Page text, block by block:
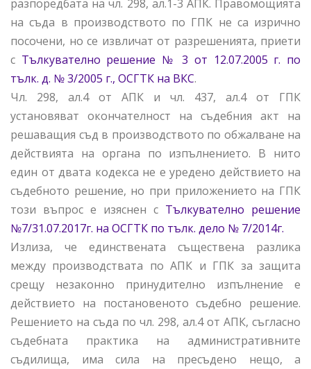
разпоредбата на чл. 298, ал.1-3 АПК. Правомощията
на съда в производството по ГПК не са изрично
посочени, но се извличат от разрешенията, приети
с Тълкувателно решение № 3 от 12.07.2005 г. по
тълк. д. № 3/2005 г., ОСГТК на ВКС.
Чл. 298, ал.4 от АПК и чл. 437, ал.4 от ГПК
установяват окончателност на съдебния акт на
решаващия съд в производството по обжалване на
действията на органа по изпълнението. В нито
един от двата кодекса не е уредено действието на
съдебното решение, но при приложението на ГПК
този въпрос е изяснен с Тълкувателно решение
№7/31.07.2017г. на ОСГТК по тълк. дело № 7/2014г.
Излиза, че единствената съществена разлика
между производствата по АПК и ГПК за защита
срещу незаконно принудително изпълнение е
действието на постановеното съдебно решение.
Решението на съда по чл. 298, ал.4 от АПК, съгласно
съдебната практика на административните
съдилища, има сила на пресъдено нещо, а